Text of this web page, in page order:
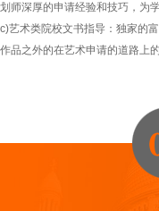
划师深厚的申请经验和技巧，为
c)艺术类院校文书指导：独家的
作品之外的在艺术申请的道路上